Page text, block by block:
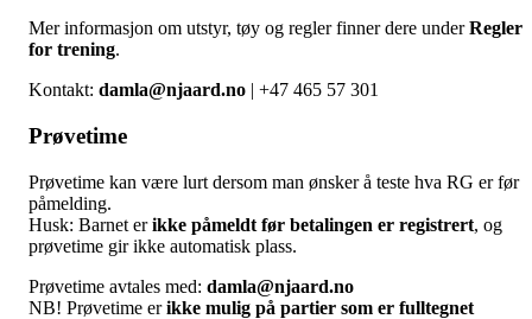
Mer informasjon om utstyr, tøy og regler finner dere underRegler
for trening.
Kontakt: damla@njaard.no | +47 465 57 301
Prøvetime
Prøvetime kan være lurt dersom man ønsker å teste hva RG er før
påmelding.
Husk: Barnet erikke påmeldt før betalingen er registrert, og
prøvetime gir ikke automatisk plass.
Prøvetime avtales med: damla@njaard.no
NB! Prøvetime erikke mulig på partier som er fulltegnet